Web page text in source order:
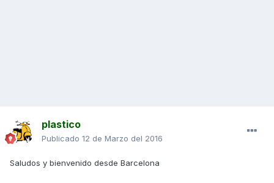
plastico
Publicado 12 de Marzo del 2016
Saludos y bienvenido desde Barcelona